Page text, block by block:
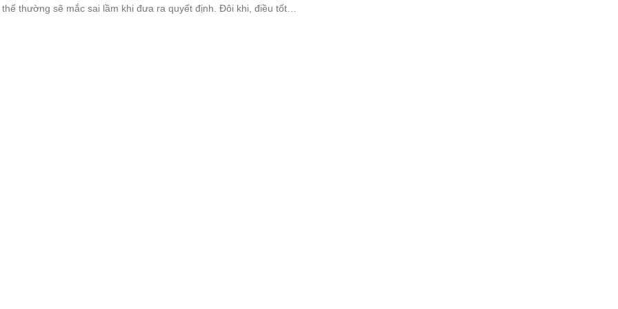
thường sẽ mắc sai lầm khi đưa ra quyết định. Đôi khi, điều tốt